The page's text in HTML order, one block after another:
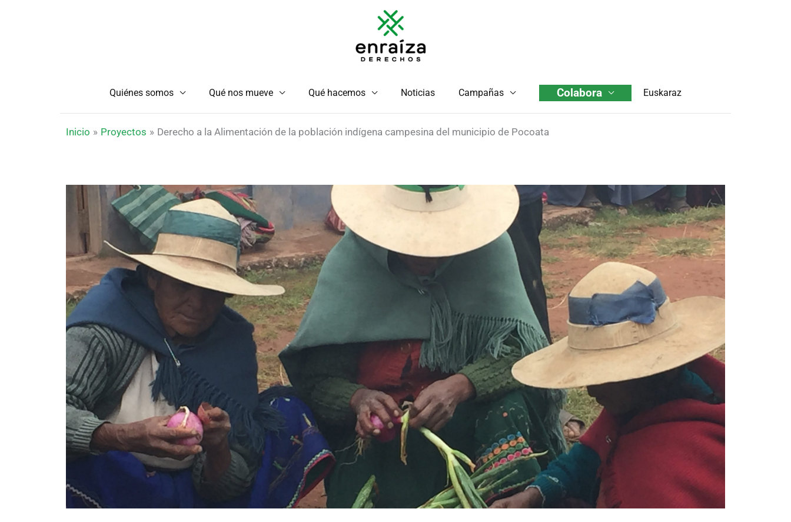
Quiénes somos Qué nos mueve Qué hacemos Noticias Campañas Colabora Euskaraz
Inicio Proyectos Derecho a la Alimentación de la población indígena campesina del municipio de Pocoata